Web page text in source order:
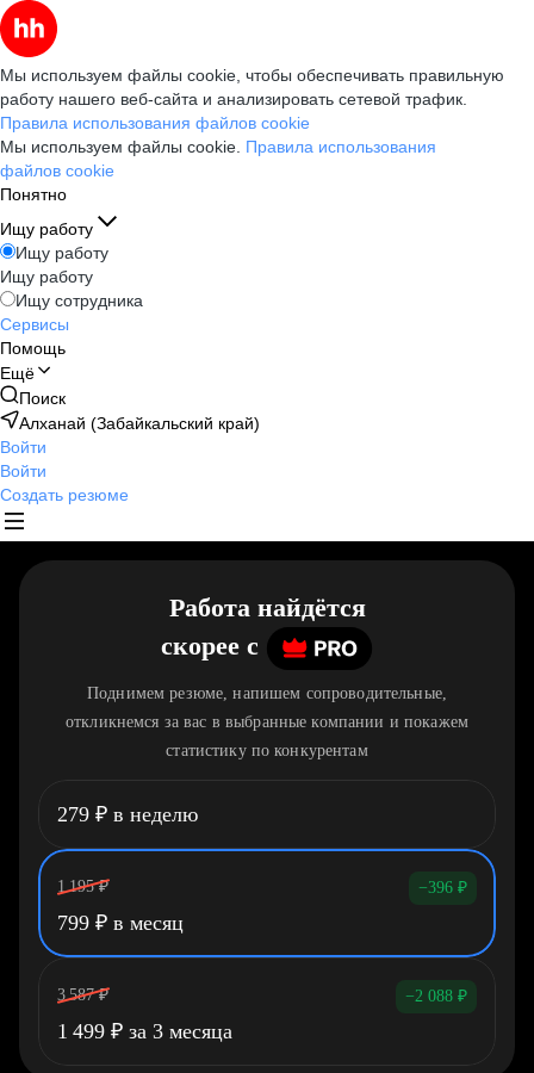
Мы используем файлы cookie, чтобы обеспечивать правильную
работу нашего веб-сайта и анализировать сетевой трафик.
Правила использования файлов cookie
Мы используем файлы cookie. Правила использования
файлов cookie
Понятно
Ищу работу
Ищу работу
Ищу работу
Ищу сотрудника
Сервисы
Помощь
Ещё
Поиск
Алханай (Забайкальский край)
Войти
Войти
Создать резюме
Работа найдётся
скорее c
Поднимем резюме, напишем сопроводительные,
откликнемся за вас в выбранные компании и покажем
статистику по конкурентам
279 ₽ в неделю
1 195 ₽ −396 ₽
799 ₽ в месяц
3 587 ₽ −2 088 ₽
1 499 ₽ за 3 месяца